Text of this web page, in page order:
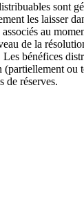
sont
les laisser
au
de la
Les bénéfices
(partiellement ou
de réserves.